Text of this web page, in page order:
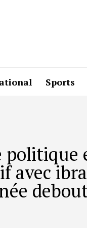
Sports
politique
avec